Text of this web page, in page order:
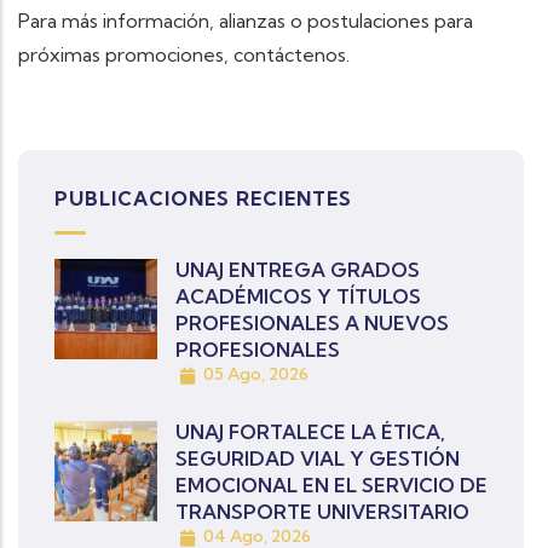
Para más información, alianzas o postulaciones para
próximas promociones, contáctenos.
PUBLICACIONES RECIENTES
UNAJ ENTREGA GRADOS
ACADÉMICOS Y TÍTULOS
PROFESIONALES A NUEVOS
PROFESIONALES
05 Ago, 2026
UNAJ FORTALECE LA ÉTICA,
SEGURIDAD VIAL Y GESTIÓN
EMOCIONAL EN EL SERVICIO DE
TRANSPORTE UNIVERSITARIO
04 Ago, 2026